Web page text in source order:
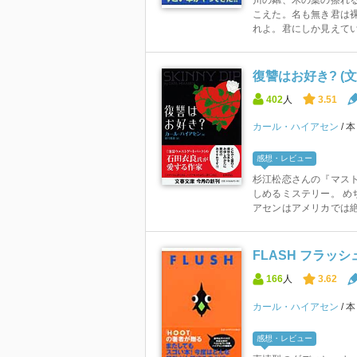
こえた。名も無き君は
れよ。君にしか見えて
復讐はお好き? (
402 人 3.51
カール・ハイアセン 本
感想・レビュー
杉江松恋さんの『マス
しめるミステリー。
アセンはアメリカでは
FLASH フラッシ
166人 3.62
カール・ハイアセン 本
感想・レビュー